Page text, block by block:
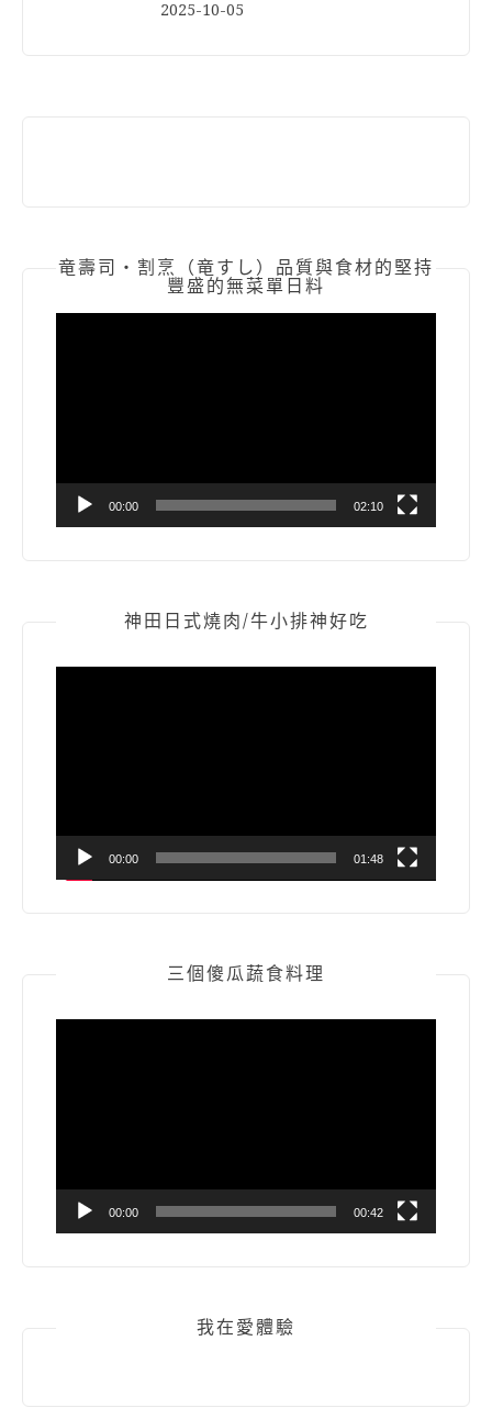
2025-10-05
竜壽司‧割烹（竜すし）品質與食材的堅持
豐盛的無菜單日料
00:00 02:10
神田日式燒肉/牛小排神好吃
00:00 01:48
三個傻瓜蔬食料理
00:00 00:42
我在愛體驗